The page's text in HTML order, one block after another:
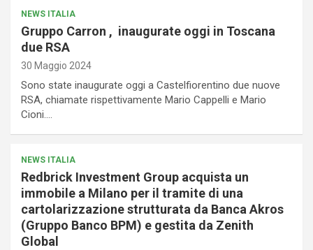
NEWS ITALIA
Gruppo Carron , inaugurate oggi in Toscana
due RSA
30 Maggio 2024
Sono state inaugurate oggi a Castelfiorentino due nuove
RSA, chiamate rispettivamente Mario Cappelli e Mario
Cioni.…
NEWS ITALIA
Redbrick Investment Group acquista un
immobile a Milano per il tramite di una
cartolarizzazione strutturata da Banca Akros
(Gruppo Banco BPM) e gestita da Zenith
Global